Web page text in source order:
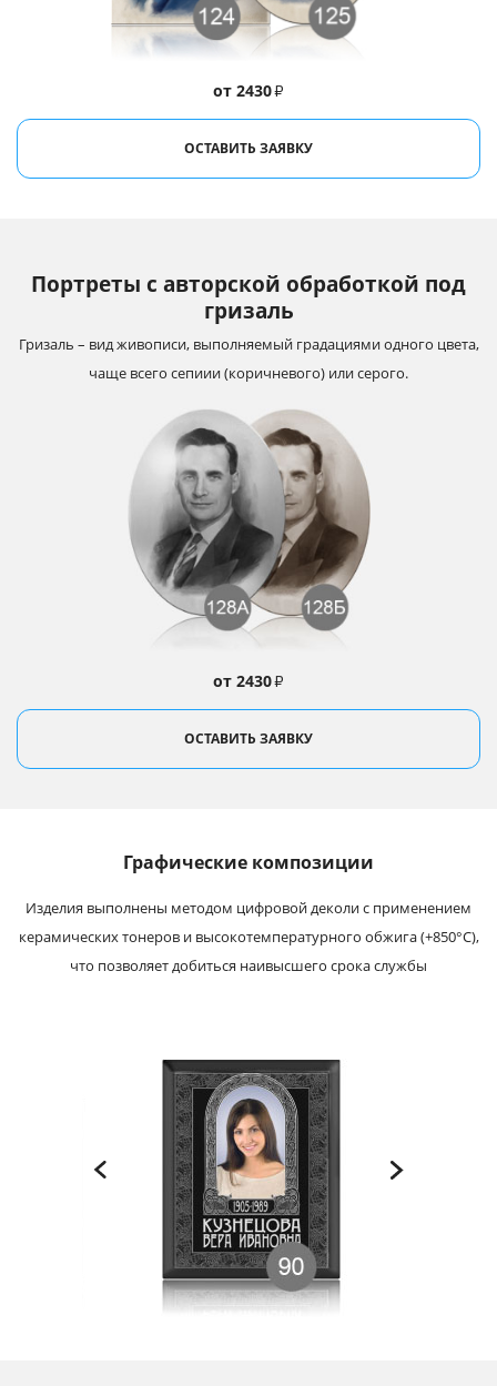
от 2430₽
ОСТАВИТЬ ЗАЯВКУ
Портреты с авторской обработкой под
гризаль
от 2430₽
Гризаль – вид живописи, выполняемый градациями одного цвета,
чаще всего сепиии (коричневого) или серого.
ОСТАВИТЬ ЗАЯВКУ
Графические композиции
Изделия выполнены методом цифровой деколи с применением
керамических тонеров и высокотемпературного обжига (+850°С),
что позволяет добиться наивысшего срока службы